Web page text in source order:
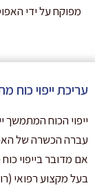
מפוקח על ידי
עריכת ייפוי כוח
ייפוי הכוח המתמשך
עברה הכשרה של
אם מדובר בייפוי
בעל מקצוע רפואי